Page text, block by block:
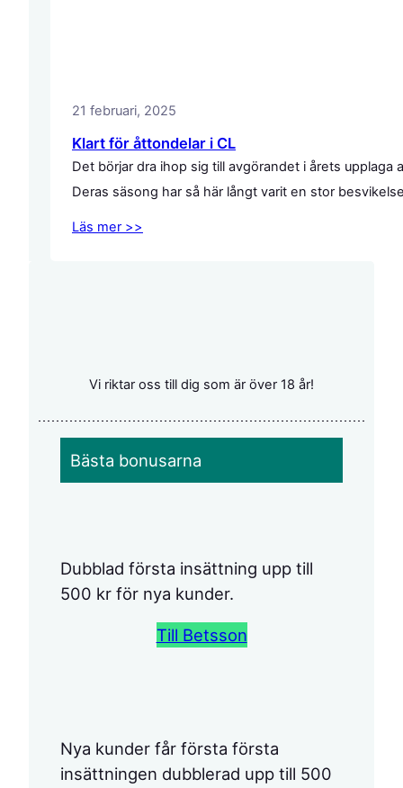
21 februari, 2025
Klart för åttondelar i CL
Det börjar dra ihop sig till avgörandet i årets
Deras säsong har så här långt varit en stor
Läs mer >>
Vi riktar oss till dig som är över 18 år!
Bästa bonusarna
Dubblad första insättning upp till
500 kr för nya kunder.
Till Betsson
Nya kunder får första första
insättningen dubblerad upp till 500